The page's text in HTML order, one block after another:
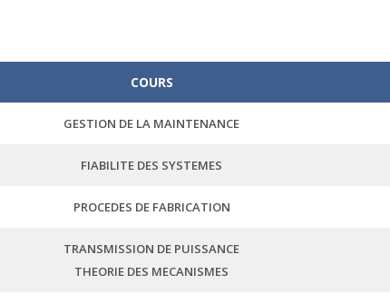
COURS
GESTION DE LA MAINTENANCE
FIABILITE DES SYSTEMES
PROCEDES DE FABRICATION
TRANSMISSION DE PUISSANCE
THEORIE DES MECANISMES